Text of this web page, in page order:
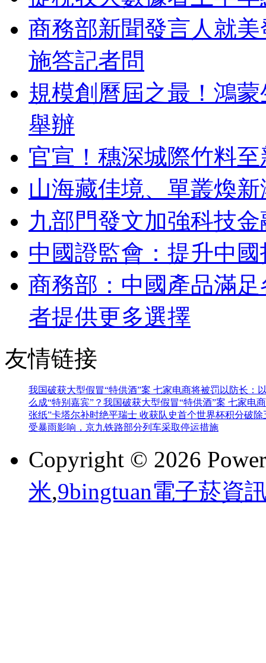
商務部新聞發言人就
施答記者問
規模創曆屆之最！鴻
舉辦
官宣！穗深城際竹料
山海藏佳境、單叢煥
九部門發文加強科技
中國證監會：提升中
商務部：中國產品滿
者提供更多選擇
友情链接
我国破获大型假冒“特供酒”案 七家电商将被罚 以防长：
么成“特别嘉宾”？ 我国破获大型假冒“特供酒”案 七家电
张纸”卡塔尔补时绝平瑞士 收获队史首个世界杯积分破除
受暴雨影响，京九铁路部分列车采取停运措施
Copyright © 2026
米,9bingtuan電子菸資